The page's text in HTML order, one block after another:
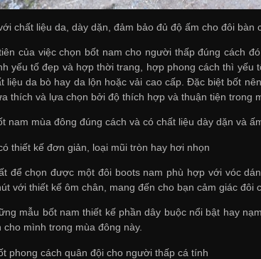
chất liệu da, dày dặn, đảm bảo đủ độ ấm cho đôi bàn
của việc chọn bốt nam cho người thấp đúng cách
yếu tố đẹp và hợp thời trang, hợp phong cách thì
liệu da bò hay da lộn hoặc vải cao cấp. Đặc biệt bốt
thích và lựa chọn bởi độ thích hợp và thuận tiện trong
nam mùa đông đúng cách và có chất liệu dày dặn và
thiết kế đơn giản, loại mũi tròn hay hơi nhọn
để chọn được một đôi boots nam phù hợp với vóc
với thiết kế ôm chân, mang đến cho bạn cảm giác đôi
mẫu bốt nam thiết kế phần dây buộc nổi bật hay
cho mình trong mùa đông này.
phong cách quân đội cho người thấp cá tính